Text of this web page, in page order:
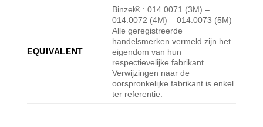
EQUIVALENT
Binzel® : 014.0071 (3M) –
014.0072 (4M) – 014.0073 (5M)
Alle geregistreerde
handelsmerken vermeld zijn het
eigendom van hun
respectievelijke fabrikant.
Verwijzingen naar de
oorspronkelijke fabrikant is enkel
ter referentie.